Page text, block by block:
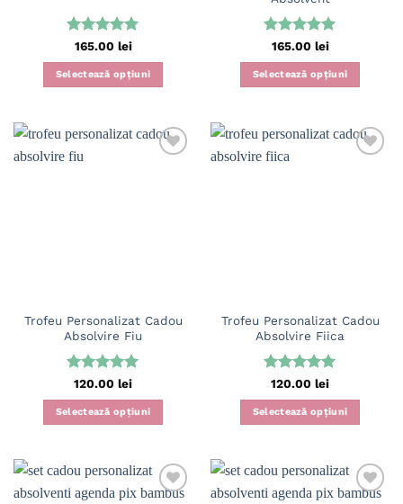
Evaluat la
5din 5
165.00 lei
Selectează opțiuni
Evaluat la
5din 5
165.00 lei
Selectează opțiuni
Trofeu Personalizat Cadou
Absolvire Fiu
Evaluat la
5din 5
120.00 lei
Selectează opțiuni
Trofeu Personalizat Cadou
Absolvire Fiica
Evaluat la
5din 5
120.00 lei
Selectează opțiuni